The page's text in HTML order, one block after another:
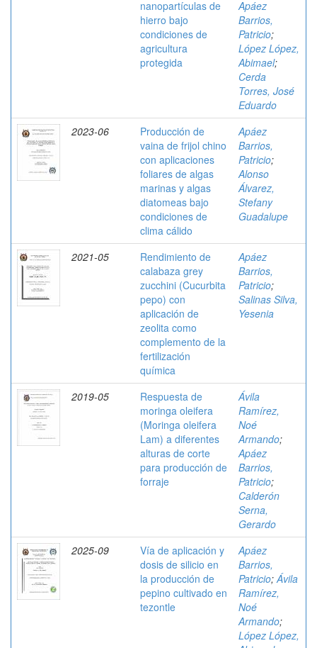
nanopartículas de
hierro bajo
condiciones de
agricultura
protegida
Apáez
Barrios,
Patricio;
López López,
Abimael;
Cerda
Torres, José
Eduardo
2023-06
Producción de
vaina de frijol chino
con aplicaciones
foliares de algas
marinas y algas
diatomeas bajo
condiciones de
clima cálido
Apáez
Barrios,
Patricio;
Alonso
Álvarez,
Stefany
Guadalupe
2021-05
Rendimiento de
calabaza grey
zucchini (Cucurbita
pepo) con
aplicación de
zeolita como
complemento de la
fertilización
química
Apáez
Barrios,
Patricio;
Salinas Silva,
Yesenia
2019-05
Respuesta de
moringa oleifera
(Moringa oleifera
Lam) a diferentes
alturas de corte
para producción de
forraje
Ávila
Ramírez,
Noé
Armando;
Apáez
Barrios,
Patricio;
Calderón
Serna,
Gerardo
2025-09
Vía de aplicación y
dosis de silicio en
la producción de
pepino cultivado en
tezontle
Apáez
Barrios,
Patricio;Ávila
Ramírez,
Noé
Armando;
López López,